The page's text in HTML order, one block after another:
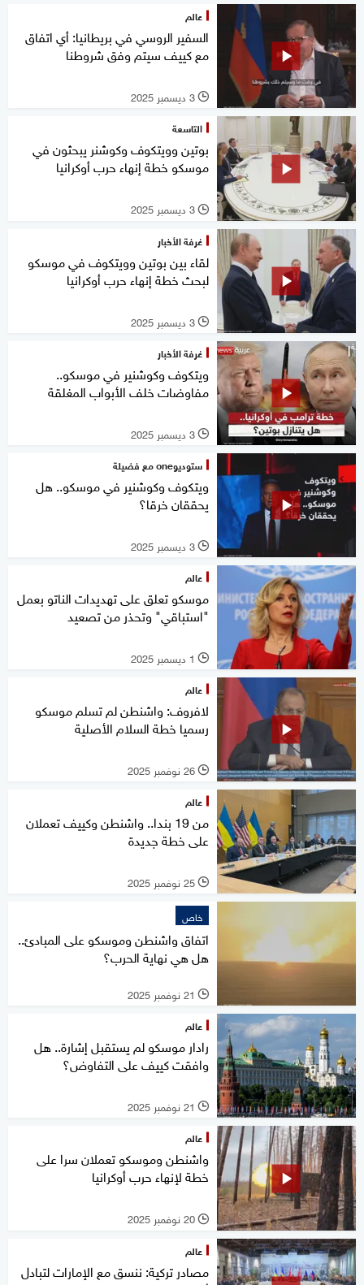
عالم
السفير الروسي في بريطانيا: أي اتفاق
مع كييف سيتم وفق شروطنا
l 3 ديسمبر 2025
التاسعة
بوتين وويتكوف وكوشنر يبحثون في
موسكو خطة إنهاء حرب أوكرانيا
l 3 ديسمبر 2025
غرفة الأخبار
لقاء بين بوتين وويتكوف في موسكو
لبحث خطة إنهاء حرب أوكرانيا
l 3 ديسمبر 2025
غرفة الأخبار
ويتكوف وكوشنير في موسكو..
مفاوضات خلف الأبواب المغلقة
l 3 ديسمبر 2025
ستوديوone مع فضيلة
ويتكوف وكوشنير في موسكو.. هل
يحققان خرقا؟
l 3 ديسمبر 2025
عالم
موسكو تعلق على تهديدات الناتو بعمل
"استباقي" وتحذر من تصعيد
l 1 ديسمبر 2025
عالم
لافروف: واشنطن لم تسلم موسكو
رسميا خطة السلام الأصلية
l 26 نوفمبر 2025
عالم
من 19 بندا.. واشنطن وكييف تعملان
على خطة جديدة
l 25 نوفمبر 2025
خاص
اتفاق واشنطن وموسكو على المبادئ..
هل هي نهاية الحرب؟
l 21 نوفمبر 2025
عالم
رادار موسكو لم يستقبل إشارة.. هل
وافقت كييف على التفاوض؟
l 21 نوفمبر 2025
عالم
واشنطن وموسكو تعملان سرا على
خطة لإنهاء حرب أوكرانيا
l 20 نوفمبر 2025
عالم
مصادر تركية: ننسق مع الإمارات لتبادل